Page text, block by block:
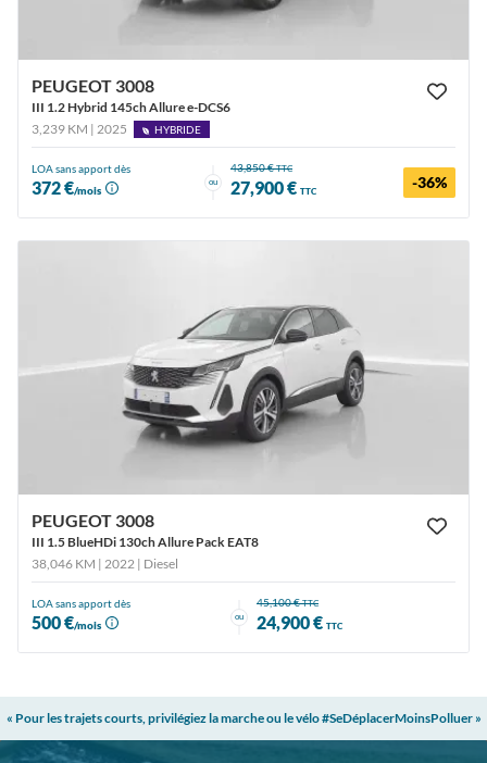
PEUGEOT 3008
III 1.2 Hybrid 145ch Allure e-DCS6
3,239 KM | 2025
HYBRIDE
LOA sans apport dès
372 €/mois
ou
43,850 €TTC
27,900 € TTC -36%
PEUGEOT 3008
III 1.5 BlueHDi 130ch Allure Pack EAT8
38,046 KM | 2022 | Diesel
LOA sans apport dès
500 €/mois
ou
45,100 €TTC
24,900 € TTC
« Pour les trajets courts, privilégiez la marche ou le vélo #SeDéplacerMoinsPolluer »